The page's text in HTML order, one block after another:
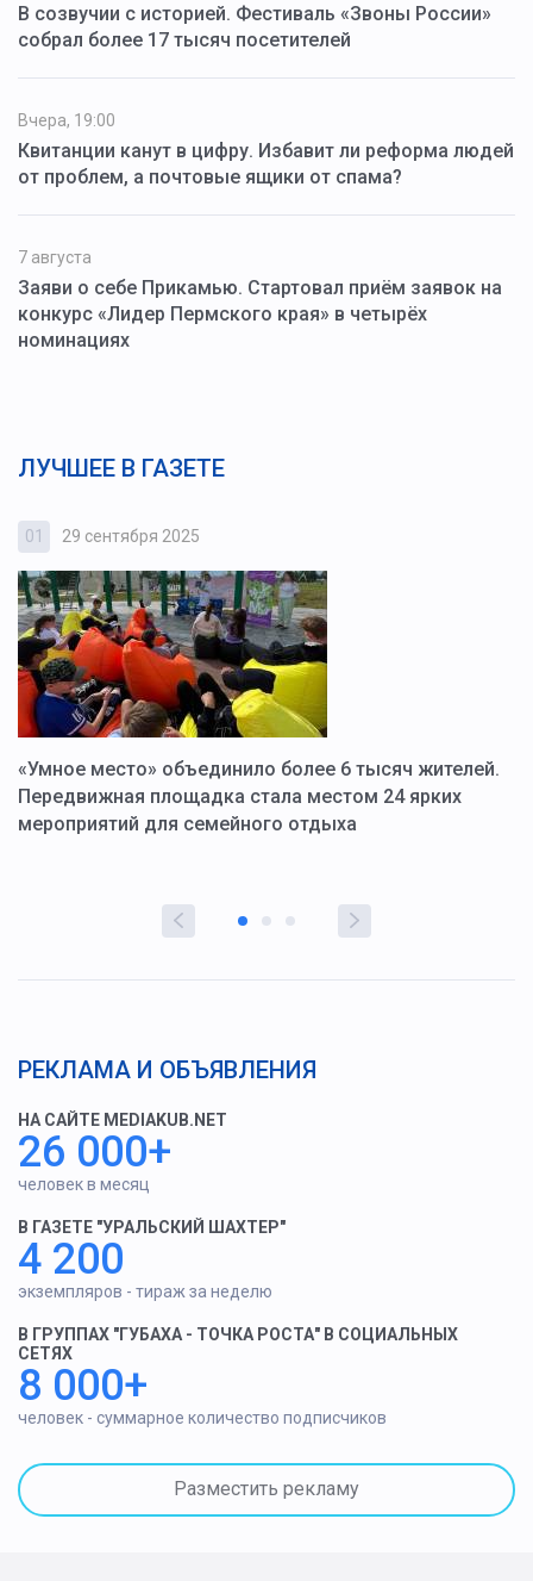
В созвучии с историей. Фестиваль «Звоны России»
собрал более 17 тысяч посетителей
Вчера, 19:00
Квитанции канут в цифру. Избавит ли реформа людей
от проблем, а почтовые ящики от спама?
7 августа
Заяви о себе Прикамью. Стартовал приём заявок на
конкурс «Лидер Пермского края» в четырёх
номинациях
ЛУЧШЕЕ В ГАЗЕТЕ
01 29 сентября 2025
«Умное место» объединило более 6 тысяч жителей.
Передвижная площадка стала местом 24 ярких
мероприятий для семейного отдыха
РЕКЛАМА И ОБЪЯВЛЕНИЯ
НА САЙТЕ MEDIAKUB.NET
26 000+
человек в месяц
В ГАЗЕТЕ "УРАЛЬСКИЙ ШАХТЕР"
4 200
экземпляров - тираж за неделю
В ГРУППАХ "ГУБАХА - ТОЧКА РОСТА" В СОЦИАЛЬНЫХ
СЕТЯХ
8 000+
человек - суммарное количество подписчиков
Разместить рекламу